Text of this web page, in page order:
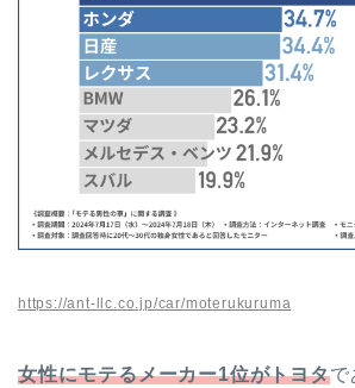
https://ant-llc.co.jp/car/moterukuruma
女性にモテるメーカー1位がトヨタで